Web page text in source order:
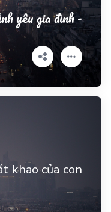
yêu gia đình -
khao của con